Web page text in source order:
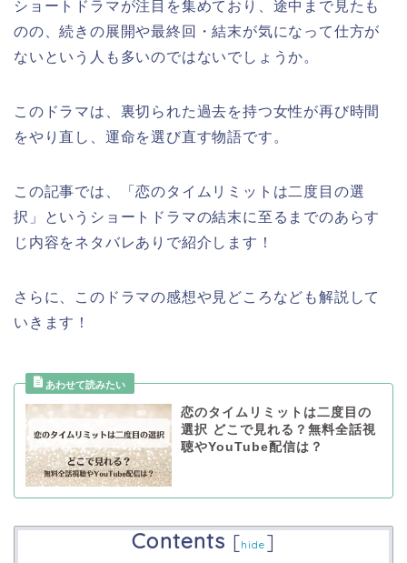
ショートドラマが注目を集めており、途中まで見たも
のの、続きの展開や最終回・結末が気になって仕方が
ないという人も多いのではないでしょうか。
このドラマは、裏切られた過去を持つ女性が再び時間
をやり直し、運命を選び直す物語です。
この記事では、「恋のタイムリミットは二度目の選
択」というショートドラマの結末に至るまでのあらす
じ内容をネタバレありで紹介します！
さらに、このドラマの感想や見どころなども解説して
いきます！
恋のタイムリミットは二度目の
選択 どこで見れる？無料全話視
聴やYouTube配信は？
Contents [hide ]